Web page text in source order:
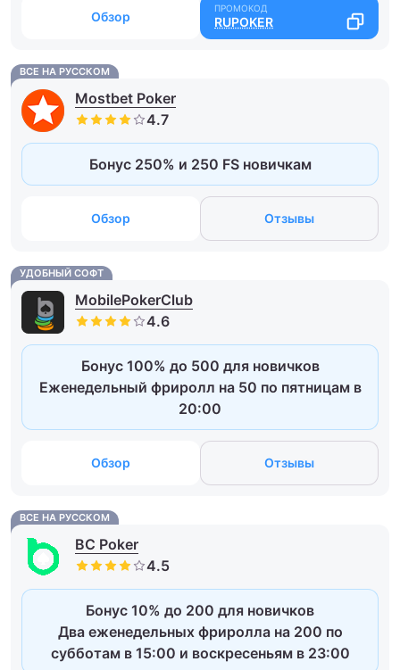
Обзор RUPOKER
ВСЕ НА РУССКОМ
Mostbet Poker
Бонус 250% и 250 FS новичкам
Обзор Отзывы
УДОБНЫЙ СОФТ
MobilePokerClub
Бонус 100% до 500 для новичков
Еженедельный фриролл на 50 по пятницам в
20:00
Обзор Отзывы
ВСЕ НА РУССКОМ
BC Poker
Бонус 10% до 200 для новичков
Два еженедельных фриролла на 200 по
субботам в 15:00 и воскресеньям в 23:00